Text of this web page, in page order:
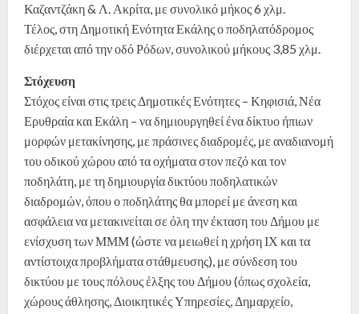
Καζαντζάκη & Λ. Ακρίτα, με συνολικό μήκος 6 χλμ.
Τέλος, στη Δημοτική Ενότητα Εκάλης ο ποδηλατόδρομος
διέρχεται από την οδό Ρόδων, συνολικού μήκους 3,85 χλμ.
Στόχευση
Στόχος είναι στις τρεις Δημοτικές Ενότητες – Κηφισιά, Νέα
Ερυθραία και Εκάλη – να δημιουργηθεί ένα δίκτυο ήπιων
μορφών μετακίνησης, με πράσινες διαδρομές, με αναδιανομή
του οδικού χώρου από τα οχήματα στον πεζό και τον
ποδηλάτη, με τη δημιουργία δικτύου ποδηλατικών
διαδρομών, όπου ο ποδηλάτης θα μπορεί με άνεση και
ασφάλεια να μετακινείται σε όλη την έκταση του Δήμου με
ενίσχυση των ΜΜΜ (ώστε να μειωθεί η χρήση ΙΧ και τα
αντίστοιχα προβλήματα στάθμευσης), με σύνδεση του
δικτύου με τους πόλους έλξης του Δήμου (όπως σχολεία,
χώρους άθλησης, Διοικητικές Υπηρεσίες, Δημαρχείο,